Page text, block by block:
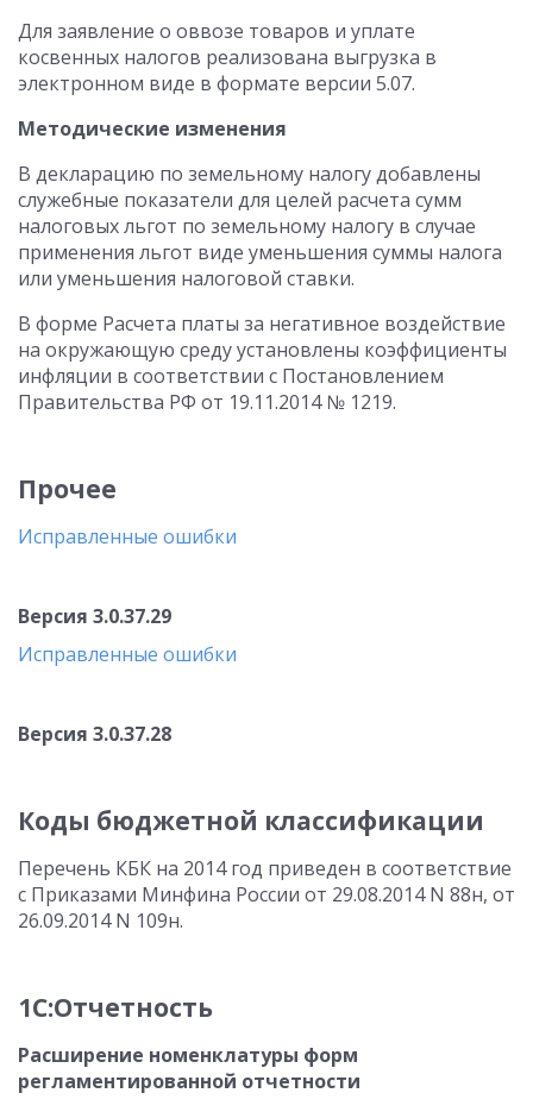
Для заявление о оввозе товаров и уплате
косвенных налогов реализована выгрузка в
электронном виде в формате версии 5.07.
Методические изменения
В декларацию по земельному налогу добавлены
служебные показатели для целей расчета сумм
налоговых льгот по земельному налогу в случае
применения льгот виде уменьшения суммы налога
или уменьшения налоговой ставки.
В форме Расчета платы за негативное воздействие
на окружающую среду установлены коэффициенты
инфляции в соответствии с Постановлением
Правительства РФ от 19.11.2014 № 1219.
Прочее
Исправленные ошибки
Версия 3.0.37.29
Исправленные ошибки
Версия 3.0.37.28
Коды бюджетной классификации
Перечень КБК на 2014 год приведен в соответствие
с Приказами Минфина России от 29.08.2014 N 88н, от
26.09.2014 N 109н.
1С:Отчетность
Расширение номенклатуры форм
регламентированной отчетности